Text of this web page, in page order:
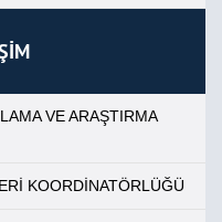
VE ARAŞTIRMA
KOORDİNATÖRLÜĞÜ